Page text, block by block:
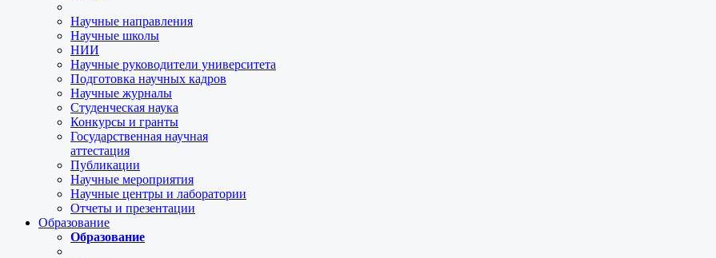
Научные направления
Научные школы
НИИ
Научные руководители университета
Подготовка научных кадров
Научные журналы
Студенческая наука
Конкурсы и гранты
Государственная научная
аттестация
Публикации
Научные мероприятия
Научные центры и лаборатории
Отчеты и презентации
Образование
Образование